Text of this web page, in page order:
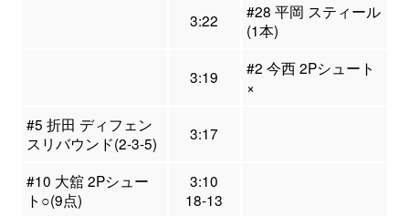
3:22
#28 平岡 スティール
(1本)
3:19
#2 今西 2Pシュート
×
#5 折田 ディフェン
スリバウンド(2-3-5)
3:17
#10 大舘 2Pシュー
ト○(9点)
3:10
18-13